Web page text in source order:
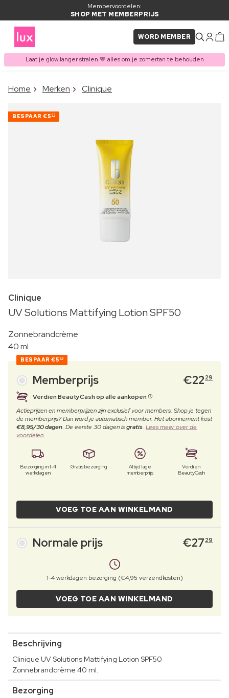
Membervoordelen:
SHOP MET MEMBERPRIJS
WORD MEMBER
Laat je glow langer stralen 🤎 alles om je zomertan te behouden
ITEM TOEGEVOEGD AAN
Vaak samen gekocht met
Home Merken Clinique
BESPAAR €5 00
Clinique
UV Solutions Mattifying Lotion SPF50
Zonnebrandcrème
40 ml
BESPAAR €5 00
Memberprijs €22 29
Verdien BeautyCash op alle aankopen
Actieprijzen en memberprijzen zijn exclusief voor members. Shop je tegen
de memberprijs? Dan word je automatisch member. Het abonnement kost
€8,95/30 dagen. De eerste 30 dagen isgratis. Lees meer over de
voordelen.
Bezorging in 1-4
werkdagen
Gratis bezorging
Altijd lage
memberprijs
Verdien
BeautyCash
VOEG TOE AAN WINKELMAND
Normale prijs €27 29
1-4 werkdagen bezorging (€4,95 verzendkosten)
VOEG TOE AAN WINKELMAND
Beschrijving
Clinique UV Solutions Mattifying Lotion SPF50
Zonnebrandcrème 40 ml.
Bezorging